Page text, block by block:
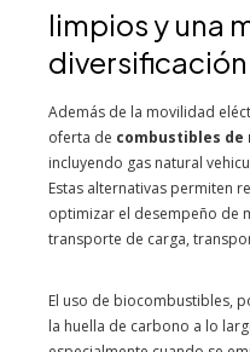
limpios y una
Además de la movilidad
oferta de combustibles
incluyendo gas natural
Estas alternativas permiten
optimizar el desempeño de
transporte de carga,
El uso de biocombustibles,
la huella de carbono a lo